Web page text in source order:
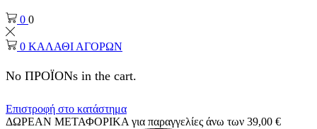
0 0
0 ΚΑΛΑΘΙ ΑΓΟΡΩΝ
No ΠΡΟΪΟΝs in the cart.
Επιστροφή στο κατάστημα
ΔΩΡΕΑΝ ΜΕΤΑΦΟΡΙΚΑ για παραγγελίες άνω των 39,00 €